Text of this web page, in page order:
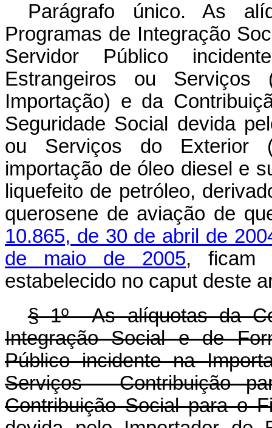
Parágrafo único. As
Programas de Integração
Servidor Público
Estrangeiros ou Serviços
Importação) e da
Seguridade Social devida
ou Serviços do Exterior
importação de óleo diesel e
liquefeito de petróleo,
querosene de aviação de
10.865, de 30 de abril de
de maio de 2005, ficam
estabelecido no caput deste
§ 1º As alíquotas da
Integração Social e de
Público incidente na
Serviços - Contribuição
Contribuição Social para o